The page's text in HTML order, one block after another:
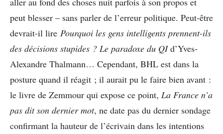
peut blesser – sans parler de l’erreur politique. Peut-être
devrait-il lire Pourquoi les gens intelligents prennent-ils
des décisions stupides ? Le paradoxe du QId’Yves-
Alexandre Thalmann… Cependant, BHL est dans la
posture quand il réagit ; il aurait pu le faire bien avant :
le livre de Zemmour qui expose ce point, La France n’a
pas dit son dernier mot, ne date pas du dernier sondage
confirmant la hauteur de l’écrivain dans les intentions